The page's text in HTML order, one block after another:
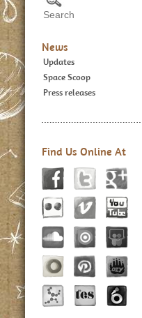
News
Updates
Space Scoop
Press releases
Find Us Online At